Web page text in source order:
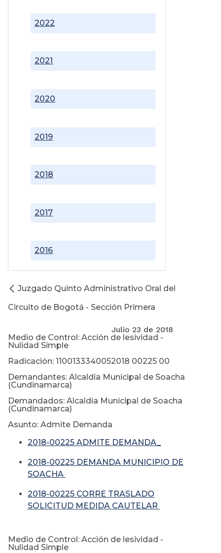
2016
2017
2018
2019
2020
2021
2022
Juzgado Quinto Administrativo Oral del
Circuito de Bogotá - Sección Primera
Julio 23 de 2018
Medio de Control: Acción de lesividad -
Nulidad Simple
Radicación: 1100133340052018 00225 00
Demandantes: Alcaldía Municipal de Soacha
(Cundinamarca)
Demandados: Alcaldía Municipal de Soacha
(Cundinamarca)
Asunto: Admite Demanda
2018-00225 ADMITE DEMANDA_
2018-00225 DEMANDA MUNICIPIO DE
SOACHA
2018-00225 CORRE TRASLADO
SOLICITUD MEDIDA CAUTELAR
Medio de Control: Acción de lesividad -
Nulidad Simple